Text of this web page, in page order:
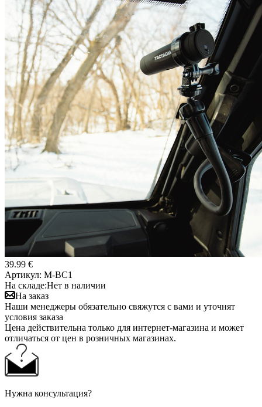
39.99 €
Артикул: M-BC1
На складе:Нет в наличии
На заказ
Наши менеджеры обязательно свяжутся с вами и уточнят
условия заказа
Цена действительна только для интернет-магазина и может
отличаться от цен в розничных магазинах.
Нужна консультация?